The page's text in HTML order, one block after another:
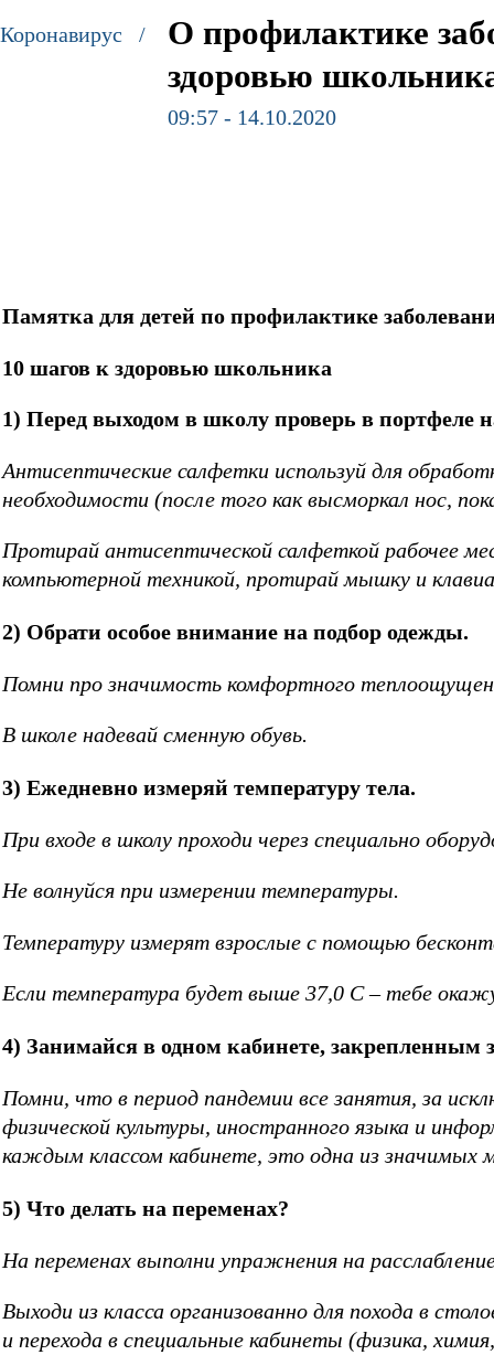
Коронавирус /
О профилактике
здоровью
09:57 - 14.10.2020
Памятка для детей по профилактике
10 шагов к здоровью школьника
1) Перед выходом в школу проверь в портфеле
Антисептические салфетки используй для
необходимости (после того как высморкал нос,
Протирай антисептической салфеткой рабочее
компьютерной техникой, протирай мышку и
2) Обрати особое внимание на подбор одежды.
Помни про значимость комфортного
В школе надевай сменную обувь.
3) Ежедневно измеряй температуру тела.
При входе в школу проходи через специально
Не волнуйся при измерении температуры.
Температуру измерят взрослые с помощью
Если температура будет выше 37,0 С – тебе
4) Занимайся в одном кабинете, закрепленным
Помни, что в период пандемии все занятия, за
физической культуры, иностранного языка и
каждым классом кабинете, это одна из значимых
5) Что делать на переменах?
На переменах выполни упражнения на
Выходи из класса организованно для похода в
и перехода в специальные кабинеты (физика,